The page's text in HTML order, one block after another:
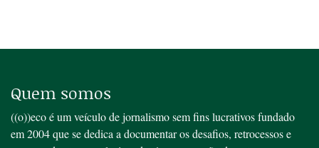
Quem somos
((o))eco é um veículo de jornalismo sem fins lucrativos fundado
em 2004 que se dedica a documentar os desafios, retrocessos e